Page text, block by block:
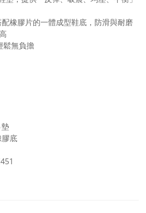
橡膠片的一體成型鞋底，防滑與耐磨
鬆無負擔
膠底